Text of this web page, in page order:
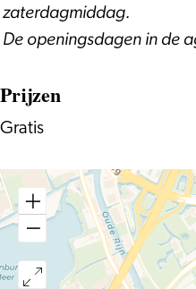
zaterdagmiddag.
De openingsdagen in de
Prijzen
Gratis